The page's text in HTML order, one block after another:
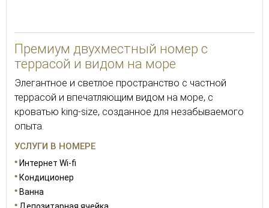
Премиум двухместный номер с
террасой и видом на море
Элегантное и светлое пространство с частной
террасой и впечатляющим видом на море, с
кроватью king-size, созданное для незабываемого
опыта.
УСЛУГИ В НОМЕРЕ
Интернет Wi-fi
Кондиционер
Ванна